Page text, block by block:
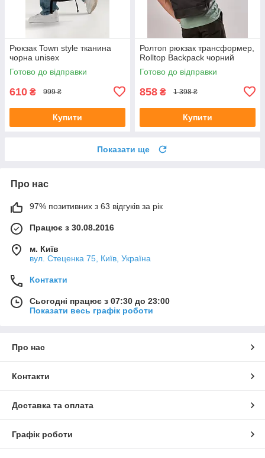
Рюкзак Town style тканина
чорна unisex
Готово до відправки
610 ₴ 999 ₴
Купити
Ролтоп рюкзак трансформер,
Rolltop Backpack чорний
Готово до відправки
858 ₴ 1 398 ₴
Купити
Показати ще
Про нас
97% позитивних з 63 відгуків за рік
Працює з 30.08.2016
м. Київ
вул. Стеценка 75, Київ, Україна
Контакти
Сьогодні працює з 07:30 до 23:00
Показати весь графік роботи
Про нас
Контакти
Доставка та оплата
Графік роботи